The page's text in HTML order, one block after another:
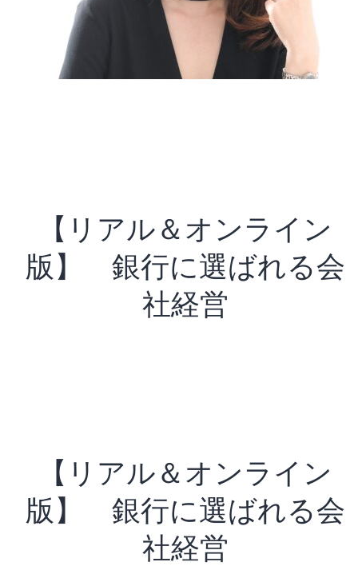
【リアル＆オンライン
版】 銀行に選ばれる会
社経営
【リアル＆オンライン
版】 銀行に選ばれる会
社経営